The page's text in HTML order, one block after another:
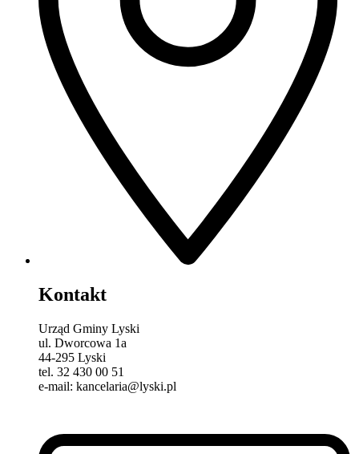
Kontakt
Urząd Gminy Lyski
ul. Dworcowa 1a
44-295 Lyski
tel. 32 430 00 51
e-mail: kancelaria@lyski.pl